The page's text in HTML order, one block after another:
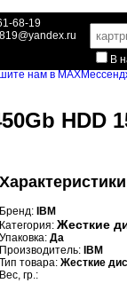
68-19
В
HDD
Бренд: IBM
Категория: Жесткие
Упаковка: Да
Производитель: IBM
Тип товара: Жесткие
Вес, гр.: